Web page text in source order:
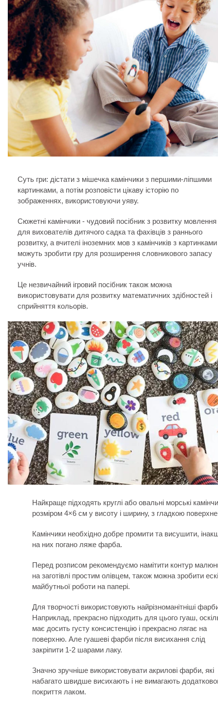
Суть гри: дістати з мішечка камінчики з першими-ліпшими
картинками, а потім розповісти цікаву історію по
зображеннях, використовуючи уяву.
Сюжетні камінчики - чудовий посібник з розвитку мовлення
для вихователів дитячого садка та фахівців з раннього
розвитку, а вчителі іноземних мов з камінчиків з картинками
можуть зробити гру для розширення словникового запасу
учнів.
Це незвичайний ігровий посібник також можна
використовувати для розвитку математичних здібностей і
сприйняття кольорів.
Найкраще підходять круглі або овальні морські
розміром 4×6 см у висоту і ширину, з гладкою
Камінчики необхідно добре промити та висушити,
на них погано ляже фарба.
Перед розписом рекомендуємо намітити контур
на заготівлі простим олівцем, також можна зробити
майбутньої роботи на папері.
Для творчості використовують найрізноманітніші
Наприклад, прекрасно підходить для цього гуаш,
має досить густу консистенцію і прекрасно лягає на
поверхню. Але гуашеві фарби після висихання слід
закріпити 1-2 шарами лаку.
Значно зручніше використовувати акрилові фарби, які
набагато швидше висихають і не вимагають
покриття лаком.